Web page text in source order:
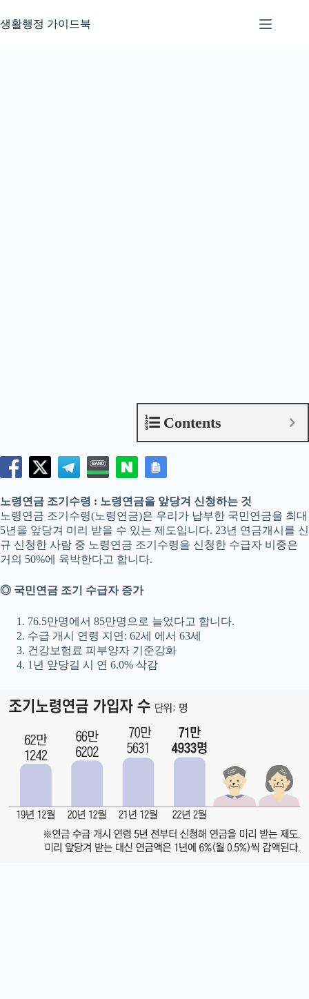
문
생활행정 가이드북
Contents
노령연금 조기수령 : 노령연금을 앞당겨 신청하는 것
노령연금 조기수령(노령연금)은 우리가 납부한 국민연금을 최대
5년을 앞당겨 미리 받을 수 있는 제도입니다. 23년 연금개시를 신
규 신청한 사람 중 노령연금 조기수령을 신청한 수급자 비중은
거의 50%에 육박한다고 합니다.
◎ 국민연금 조기 수급자 증가
76.5만명에서 85만명으로 늘었다고 합니다.
수급 개시 연령 지연: 62세 에서 63세
건강보험료 피부양자 기준강화
1년 앞당길 시 연 6.0% 삭감